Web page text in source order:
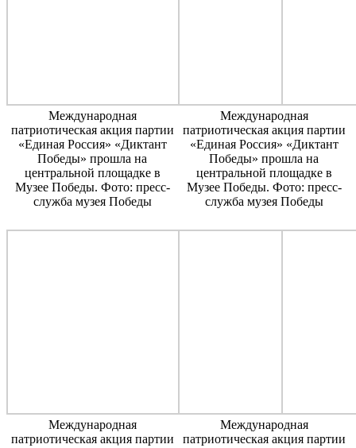
Международная
патриотическая акция партии
«Единая Россия» «Диктант
Победы» прошла на
центральной площадке в
Музее Победы. Фото: пресс-
служба музея Победы
Международная
патриотическая акция партии
«Единая Россия» «Диктант
Победы» прошла на
центральной площадке в
Музее Победы. Фото: пресс-
служба музея Победы
Международная
патриотическая акция партии
Международная
патриотическая акция партии